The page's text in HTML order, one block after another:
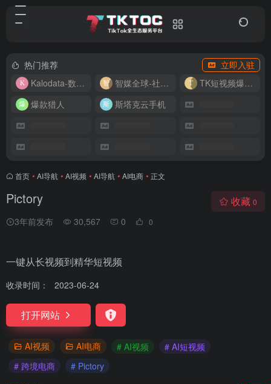
热门推荐
立即入驻
Kalodata-数据分析平台
智媒全球-社媒管理平台
TK短视频爆款复刻
爆款猎人
斯塔克云手机
首页 • AI导航 • AI视频 • AI导航 • AI电商 • 正文
Pictory
3年前发布 30,567 0 0
收藏 0
一键从长视频到精华短视频
收录时间： 2023-06-24
打开网站
AI视频 AI电商 # AI视频
# AI短视频
# 跨境电商
# Pictory